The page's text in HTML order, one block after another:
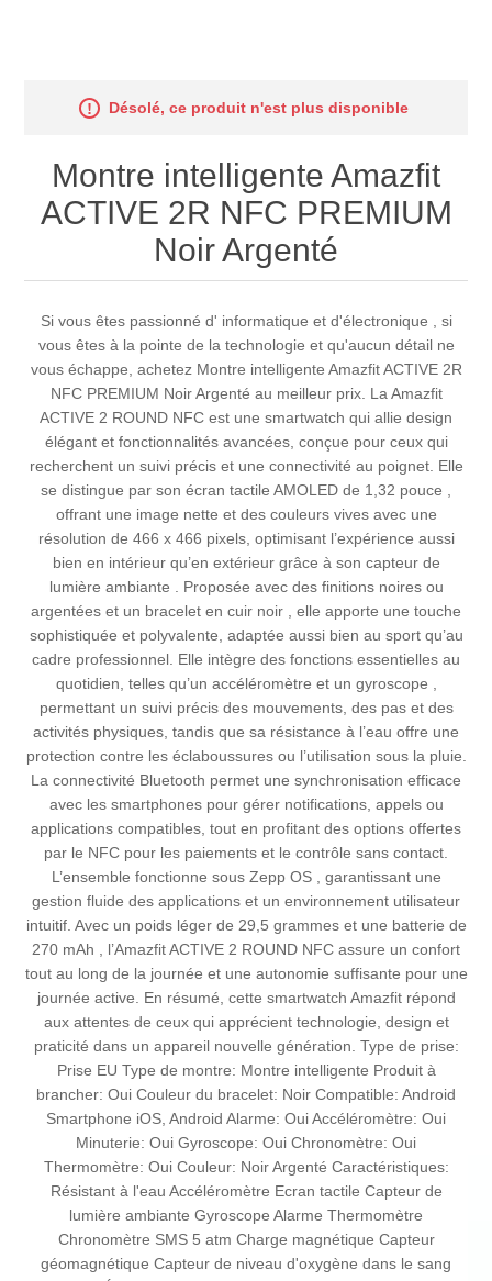
Désolé, ce produit n'est plus disponible
Montre intelligente Amazfit
ACTIVE 2R NFC PREMIUM
Noir Argenté
Si vous êtes passionné d' informatique et d'électronique , si
vous êtes à la pointe de la technologie et qu'aucun détail ne
vous échappe, achetez Montre intelligente Amazfit ACTIVE 2R
NFC PREMIUM Noir Argenté au meilleur prix. La Amazfit
ACTIVE 2 ROUND NFC est une smartwatch qui allie design
élégant et fonctionnalités avancées, conçue pour ceux qui
recherchent un suivi précis et une connectivité au poignet. Elle
se distingue par son écran tactile AMOLED de 1,32 pouce ,
offrant une image nette et des couleurs vives avec une
résolution de 466 x 466 pixels, optimisant l’expérience aussi
bien en intérieur qu’en extérieur grâce à son capteur de
lumière ambiante . Proposée avec des finitions noires ou
argentées et un bracelet en cuir noir , elle apporte une touche
sophistiquée et polyvalente, adaptée aussi bien au sport qu’au
cadre professionnel. Elle intègre des fonctions essentielles au
quotidien, telles qu’un accéléromètre et un gyroscope ,
permettant un suivi précis des mouvements, des pas et des
activités physiques, tandis que sa résistance à l’eau offre une
protection contre les éclaboussures ou l’utilisation sous la pluie.
La connectivité Bluetooth permet une synchronisation efficace
avec les smartphones pour gérer notifications, appels ou
applications compatibles, tout en profitant des options offertes
par le NFC pour les paiements et le contrôle sans contact.
L’ensemble fonctionne sous Zepp OS , garantissant une
gestion fluide des applications et un environnement utilisateur
intuitif. Avec un poids léger de 29,5 grammes et une batterie de
270 mAh , l’Amazfit ACTIVE 2 ROUND NFC assure un confort
tout au long de la journée et une autonomie suffisante pour une
journée active. En résumé, cette smartwatch Amazfit répond
aux attentes de ceux qui apprécient technologie, design et
praticité dans un appareil nouvelle génération. Type de prise:
Prise EU Type de montre: Montre intelligente Produit à
brancher: Oui Couleur du bracelet: Noir Compatible: Android
Smartphone iOS, Android Alarme: Oui Accéléromètre: Oui
Minuterie: Oui Gyroscope: Oui Chronomètre: Oui
Thermomètre: Oui Couleur: Noir Argenté Caractéristiques:
Résistant à l'eau Accéléromètre Ecran tactile Capteur de
lumière ambiante Gyroscope Alarme Thermomètre
Chronomètre SMS 5 atm Charge magnétique Capteur
géomagnétique Capteur de niveau d'oxygène dans le sang